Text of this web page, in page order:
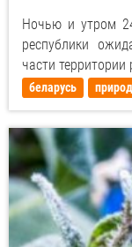
Ночью и утром
республики
части территории
беларусь